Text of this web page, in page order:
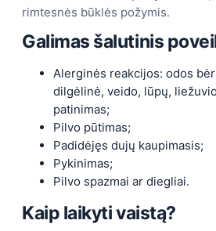
rimtesnės būklės požymis.
Galimas šalutinis
Alerginės reakcijos: odos
dilgėlinė, veido, lūpų,
patinimas;
Pilvo pūtimas;
Padidėjęs dujų kaupimasis;
Pykinimas;
Pilvo spazmai ar diegliai.
Kaip laikyti vaistą?